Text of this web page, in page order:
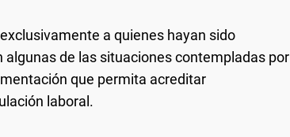
a quienes hayan sido
de las situaciones contempladas por
que permita acreditar
laboral.